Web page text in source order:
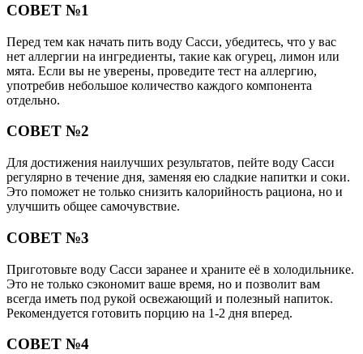
СОВЕТ №1
Перед тем как начать пить воду Сасси, убедитесь, что у вас
нет аллергии на ингредиенты, такие как огурец, лимон или
мята. Если вы не уверены, проведите тест на аллергию,
употребив небольшое количество каждого компонента
отдельно.
СОВЕТ №2
Для достижения наилучших результатов, пейте воду Сасси
регулярно в течение дня, заменяя ею сладкие напитки и соки.
Это поможет не только снизить калорийность рациона, но и
улучшить общее самочувствие.
СОВЕТ №3
Приготовьте воду Сасси заранее и храните её в холодильнике.
Это не только сэкономит ваше время, но и позволит вам
всегда иметь под рукой освежающий и полезный напиток.
Рекомендуется готовить порцию на 1-2 дня вперед.
СОВЕТ №4